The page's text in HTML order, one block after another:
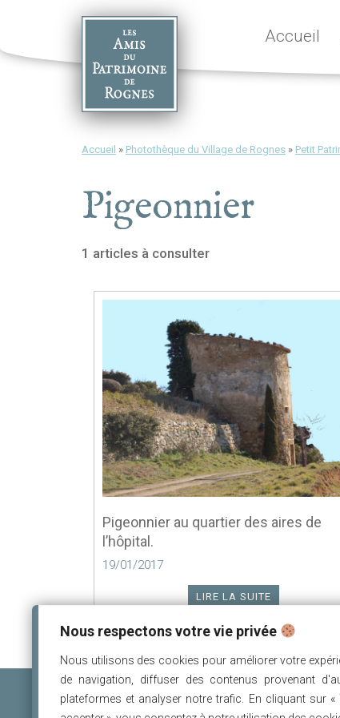
Nous respectons votre vie privée
Nous utilisons des cookies pour améliorer votre
de navigation, diffuser des contenus provenant
plateformes et analyser notre trafic. En cliquant sur «
content
Accueil
Accueil » Photothèque du Village de Rognes » Petit
Pigeonnier
1 articles à consulter
Pigeonnier au quartier des aires de
l’hôpital.
19/01/2017
LIRE LA SUITE